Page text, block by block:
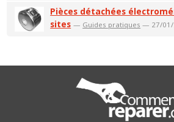
Pièces détachées
sites — Guides pratiques — 27/01/